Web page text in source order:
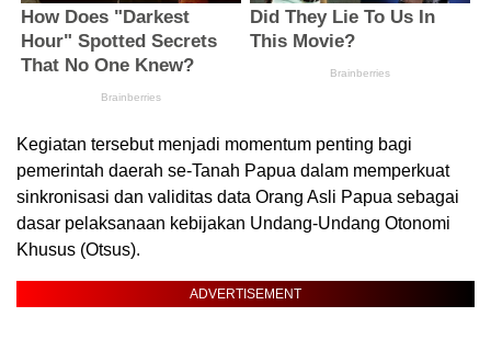
Kegiatan tersebut menjadi momentum penting bagi
pemerintah daerah se-Tanah Papua dalam memperkuat
sinkronisasi dan validitas data Orang Asli Papua sebagai
dasar pelaksanaan kebijakan Undang-Undang Otonomi
Khusus (Otsus).
ADVERTISEMENT